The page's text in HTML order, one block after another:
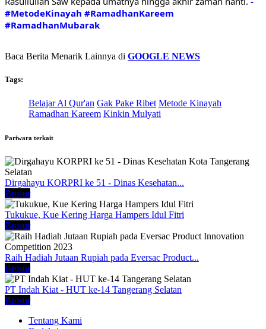
#MetodeKinayah #RamadhanKareem
#RamadhanMubarak
Baca Berita Menarik Lainnya di GOOGLE NEWS
Tags:
Belajar Al Qur'an Gak Pake Ribet Metode Kinayah
Ramadhan Kareem Kinkin Mulyati
Pariwara terkait
Dirgahayu KORPRI ke 51 - Dinas Kesehatan...
Brosur
Tukukue, Kue Kering Harga Hampers Idul Fitri
Brosur
Raih Hadiah Jutaan Rupiah pada Eversac Product...
Brosur
PT Indah Kiat - HUT ke-14 Tangerang Selatan
Brosur
Tentang Kami